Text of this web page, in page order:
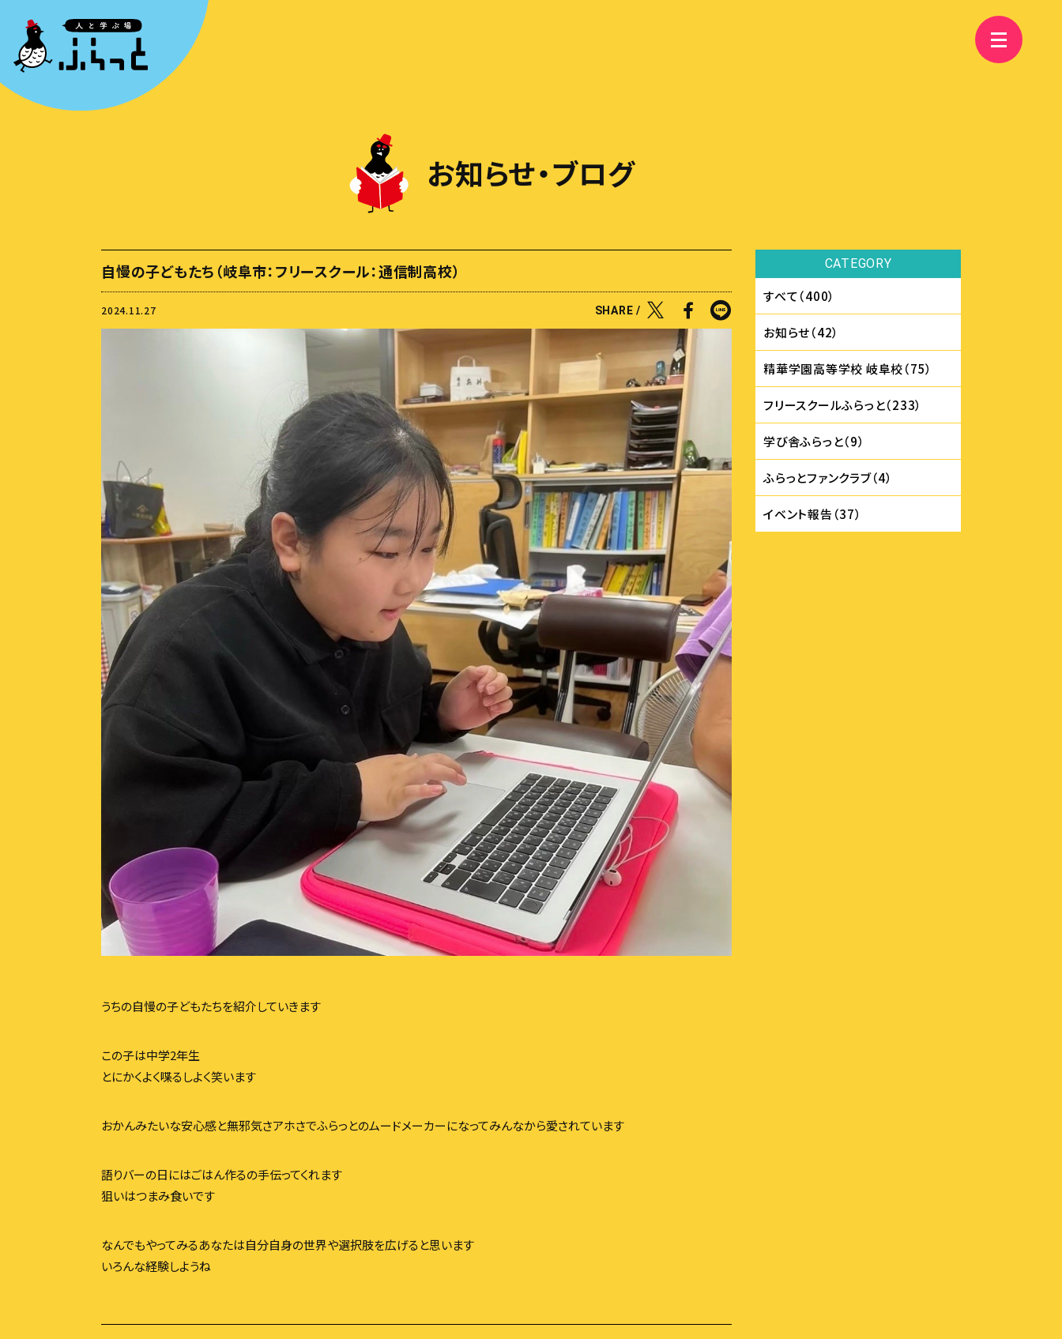
3分で分かるふらっと
ふらっと横丁
お知らせ・ブログ
自慢の子どもたち（岐阜市：フリースクール：通信制高校）
2024.11.27 SHARE /
うちの自慢の子どもたちを紹介していきます
この子は中学2年生
とにかくよく喋るしよく笑います
おかんみたいな安心感と無邪気さアホさでふらっとのムードメーカーになってみんなから愛されています
語りバーの日にはごはん作るの手伝ってくれます
狙いはつまみ食いです
なんでもやってみるあなたは自分自身の世界や選択肢を広げると思います
いろんな経験しようね
CATEGORY
すべて（400）
お知らせ（42）
精華学園⾼等学校 岐⾩校（75）
フリースクールふらっと（233）
学び舎ふらっと（9）
ふらっとファンクラブ（4）
イベント報告（37）